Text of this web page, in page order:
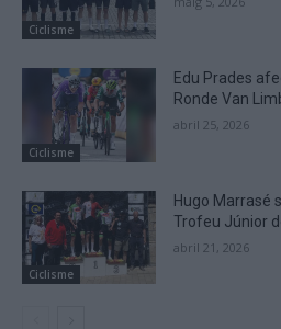
Ciclisme
Ciclisme
Edu Prades
Ronde Van
abril 25, 2026
Ciclisme
Hugo Marrasé
Trofeu Júnior
abril 21, 2026